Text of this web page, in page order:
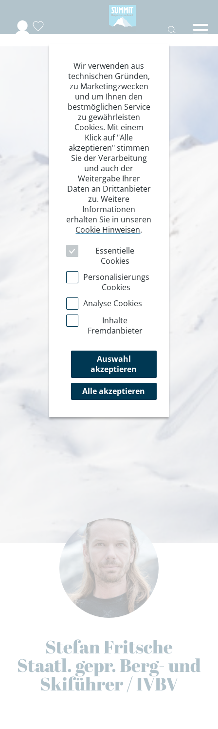
Stefan Fritsche
Staatl. gepr. Berg- und
Skiführer / IVBV
Wir verwenden aus
technischen Gründen,
zu Marketingzwecken
und um Ihnen den
bestmöglichen Service
zu gewährleisten
Cookies. Mit einem
Klick auf "Alle
akzeptieren" stimmen
Sie der Verarbeitung
und auch der
Weitergabe Ihrer
Daten an Drittanbieter
zu. Weitere
Informationen
erhalten Sie in unseren
Cookie Hinweisen.
Essentielle
Cookies
Personalisierungs
Cookies
Analyse Cookies
Inhalte
Fremdanbieter
Auswahl
akzeptieren
Alle akzeptieren